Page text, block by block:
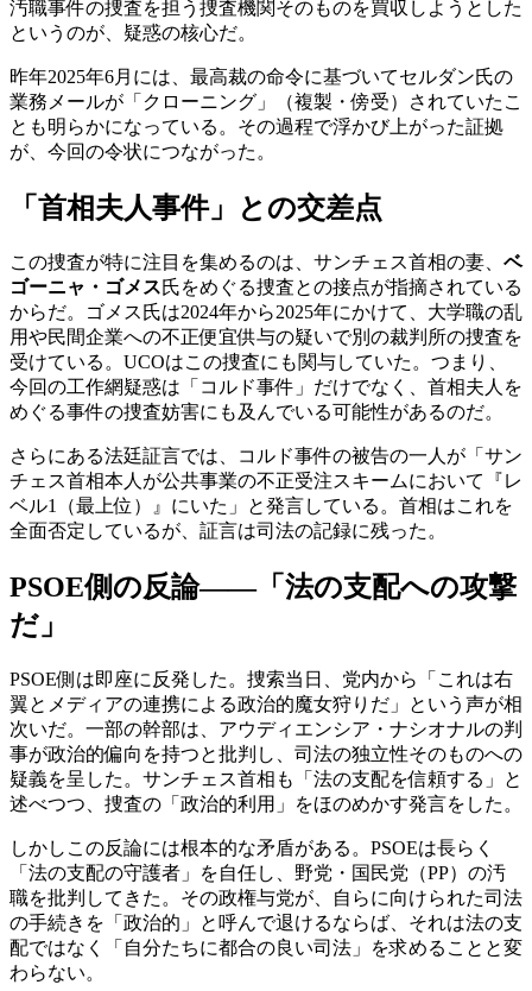
汚職事件の捜査を担う捜査機関そのものを買収しようとした
というのが、疑惑の核心だ。
昨年2025年6月には、最高裁の命令に基づいてセルダン氏の
業務メールが「クローニング」（複製・傍受）されていたこ
とも明らかになっている。その過程で浮かび上がった証拠
が、今回の令状につながった。
「首相夫人事件」との交差点
この捜査が特に注目を集めるのは、サンチェス首相の妻、 ベ
ゴーニャ・ゴメス氏をめぐる捜査との接点が指摘されている
からだ。ゴメス氏は2024年から2025年にかけて、大学職の乱
用や民間企業への不正便宜供与の疑いで別の裁判所の捜査を
受けている。UCOはこの捜査にも関与していた。つまり、
今回の工作網疑惑は「コルド事件」だけでなく、首相夫人を
めぐる事件の捜査妨害にも及んでいる可能性があるのだ。
さらにある法廷証言では、コルド事件の被告の一人が「サン
チェス首相本人が公共事業の不正受注スキームにおいて『レ
ベル1（最上位）』にいた」と発言している。首相はこれを
全面否定しているが、証言は司法の記録に残った。
PSOE側の反論——「法の支配への攻撃
だ」
PSOE側は即座に反発した。捜索当日、党内から「これは右
翼とメディアの連携による政治的魔女狩りだ」という声が相
次いだ。一部の幹部は、アウディエンシア・ナシオナルの判
事が政治的偏向を持つと批判し、司法の独立性そのものへの
疑義を呈した。サンチェス首相も「法の支配を信頼する」と
述べつつ、捜査の「政治的利用」をほのめかす発言をした。
しかしこの反論には根本的な矛盾がある。PSOEは長らく
「法の支配の守護者」を自任し、野党・国民党（PP）の汚
職を批判してきた。その政権与党が、自らに向けられた司法
の手続きを「政治的」と呼んで退けるならば、それは法の支
配ではなく「自分たちに都合の良い司法」を求めることと変
わらない。